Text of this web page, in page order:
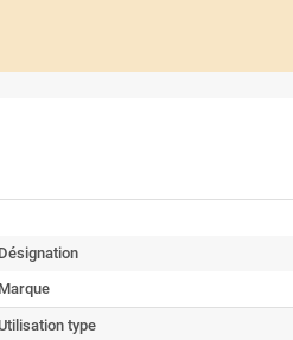
Désignation
Marque
type